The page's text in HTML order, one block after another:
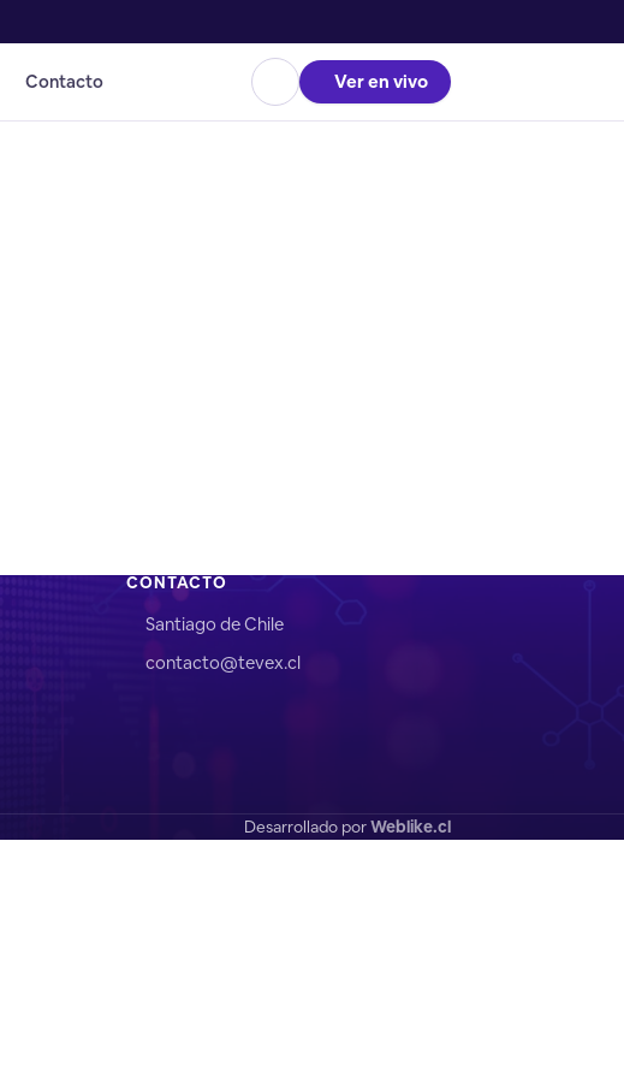
Contacto Ver en vivo
CONTACTO
Santiago de Chile
contacto@tevex.cl
Desarrollado porWeblike.cl